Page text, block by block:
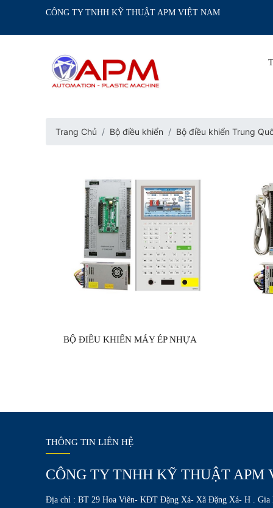
CÔNG TY TNHH KỸ THUẬT APM VIỆT NAM
Trang Chủ Bộ điều khiển Bộ điều khiển Trung
BỘ ĐIỀU KHIỂN MÁY ÉP NHỰA
THÔNG TIN LIÊN HỆ
CÔNG TY TNHH KỸ THUẬT APM
Địa chỉ : BT 29 Hoa Viên- KĐT Đặng Xá- Xã Đặng Xá- H . Gia